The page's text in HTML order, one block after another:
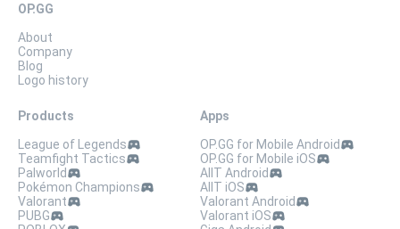
OP.GG
About
Company
Blog
Logo history
Products
League of Legends
Teamfight Tactics
Palworld
Pokémon Champions
Valorant
PUBG
Apps
OP.GG for Mobile Android
OP.GG for Mobile iOS
AllT Android
AllT iOS
Valorant Android
Valorant iOS